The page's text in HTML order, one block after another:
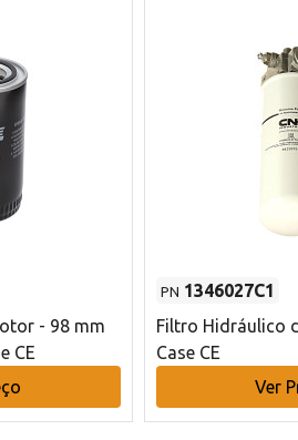
- 98 mm
CE
PN 1346027C1
Filtro Hidráulico
Case CE
Ver